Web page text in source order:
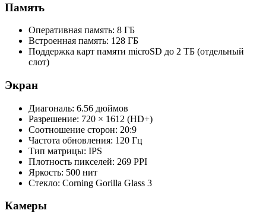
Память
Оперативная память: 8 ГБ
Встроенная память: 128 ГБ
Поддержка карт памяти microSD до 2 ТБ (отдельный
слот)
Экран
Диагональ: 6.56 дюймов
Разрешение: 720 × 1612 (HD+)
Соотношение сторон: 20:9
Частота обновления: 120 Гц
Тип матрицы: IPS
Плотность пикселей: 269 PPI
Яркость: 500 нит
Стекло: Corning Gorilla Glass 3
Камеры